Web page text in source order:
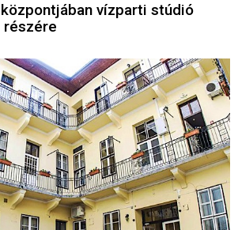
vízparti stúdió
részére